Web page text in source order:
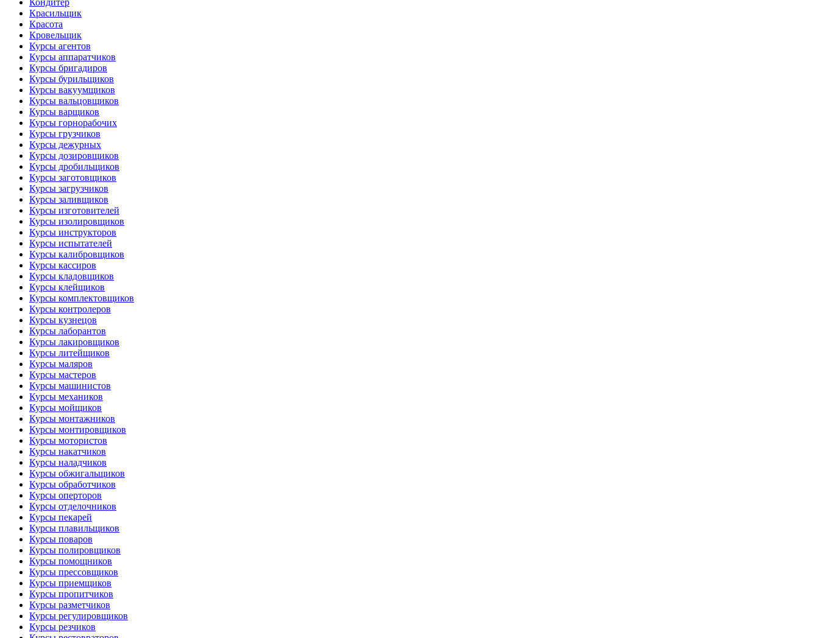
Кондитер
Красильщик
Красота
Кровельщик
Курсы агентов
Курсы аппаратчиков
Курсы бригадиров
Курсы бурильщиков
Курсы вакуумщиков
Курсы вальцовщиков
Курсы варщиков
Курсы горнорабочих
Курсы грузчиков
Курсы дежурных
Курсы дозировщиков
Курсы дробильщиков
Курсы заготовщиков
Курсы загрузчиков
Курсы заливщиков
Курсы изготовителей
Курсы изолировщиков
Курсы инструкторов
Курсы испытателей
Курсы калибровщиков
Курсы кассиров
Курсы кладовщиков
Курсы клейщиков
Курсы комплектовщиков
Курсы контролеров
Курсы кузнецов
Курсы лаборантов
Курсы лакировщиков
Курсы литейщиков
Курсы маляров
Курсы мастеров
Курсы машинистов
Курсы механиков
Курсы мойщиков
Курсы монтажников
Курсы монтировщиков
Курсы мотористов
Курсы накатчиков
Курсы наладчиков
Курсы обжигальщиков
Курсы обработчиков
Курсы оперторов
Курсы отделочников
Курсы пекарей
Курсы плавильщиков
Курсы поваров
Курсы полировщиков
Курсы помощников
Курсы прессовщиков
Курсы приемщиков
Курсы пропитчиков
Курсы разметчиков
Курсы регулировщиков
Курсы резчиков